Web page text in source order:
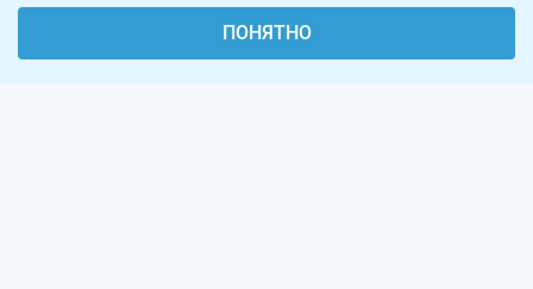
ПОНЯТНО